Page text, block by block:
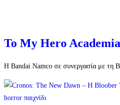
Το My Hero Academia:
Η Bandai Namco σε συνεργασία με τη